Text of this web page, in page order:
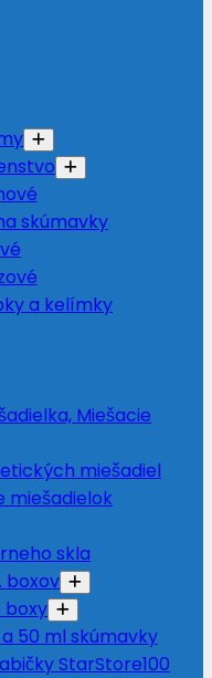
skúmavky
a kelímky
Miešacie
miešadiel
miešadielok
skla
boxov
boxy
a 50 ml skúmavky
StarStore100